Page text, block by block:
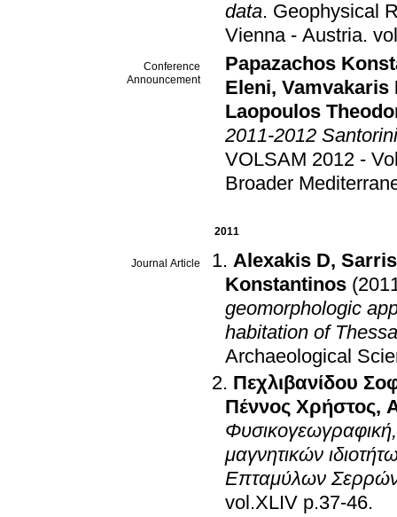
data. Geophysical
Vienna - Austria.
Conference
Announcement
Papazachos
Eleni, Vamvakaris
Laopoulos
2011-2012
VOLSAM 2012 -
Broader
2011
Journal Article Alexakis D,
Konstantinos
geomorphologic
habitation of
Archaeological
Πεχλιβανίδου
Πέννος Χρήστος,
Φυσικογεωγραφική,
μαγνητικών
Επταμύλων
vol.XLIV p.37-46.